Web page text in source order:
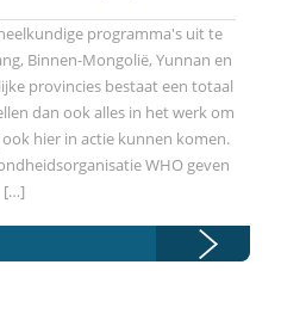
programma's uit te
Binnen-Mongolië, Yunnan en
provincies bestaat een totaal
dan ook alles in het werk om
hier in actie kunnen komen.
WHO geven
[…]